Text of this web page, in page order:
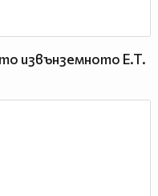
извънземното E.T.